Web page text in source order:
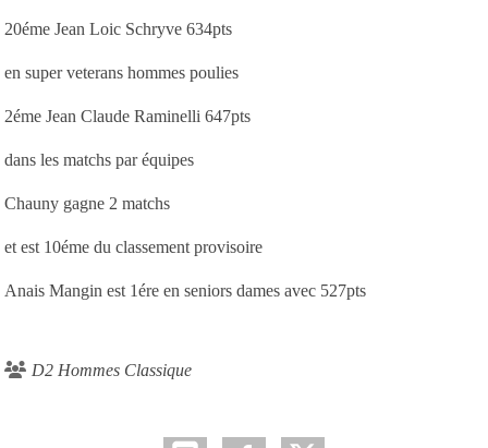
20éme Jean Loic Schryve 634pts
en super veterans hommes poulies
2éme Jean Claude Raminelli 647pts
dans les matchs par équipes
Chauny gagne 2 matchs
et est 10éme du classement provisoire
Anais Mangin est 1ére en seniors dames avec 527pts
D2 Hommes Classique